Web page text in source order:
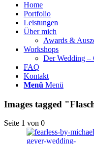
Home
Portfolio
Leistungen
Über mich
Awards &
Workshops
Der Wedding –
FAQ
Kontakt
Menü Menü
Images tagged
Seite 1 von 0